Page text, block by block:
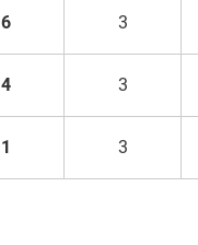
6 3
4 3
1 3